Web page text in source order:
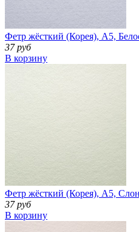
Фетр жёсткий (Корея), А5,
37 руб
В корзину
Фетр жёсткий (Корея), А5,
37 руб
В корзину